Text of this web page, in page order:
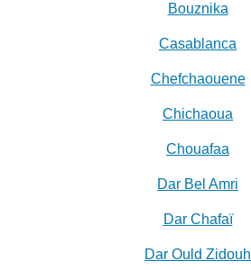
Bouznika
Casablanca
Chefchaouene
Chichaoua
Chouafaa
Dar Bel Amri
Dar Chafaï
Dar Ould Zidouh